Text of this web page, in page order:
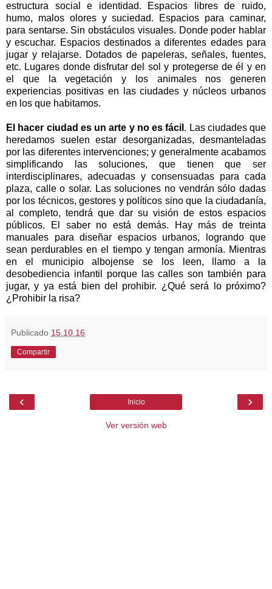
estructura social e identidad. Espacios libres de ruido,
humo, malos olores y suciedad. Espacios para caminar,
para sentarse. Sin obstáculos visuales. Donde poder hablar
y escuchar. Espacios destinados a diferentes edades para
jugar y relajarse. Dotados de papeleras, señales, fuentes,
etc. Lugares donde disfrutar del sol y protegerse de él y en
el que la vegetación y los animales nos generen
experiencias positivas en las ciudades y núcleos urbanos
en los que habitamos.
El hacer ciudad es un arte y no es fácil . Las ciudades que
heredamos suelen estar desorganizadas, desmanteladas
por las diferentes intervenciones; y generalmente acabamos
simplificando las soluciones, que tienen que ser
interdisciplinares, adecuadas y consensuadas para cada
plaza, calle o solar. Las soluciones no vendrán sólo dadas
por los técnicos, gestores y políticos sino que la ciudadanía,
al completo, tendrá que dar su visión de estos espacios
públicos. El saber no está demás. Hay más de treinta
manuales para diseñar espacios urbanos, logrando que
sean perdurables en el tiempo y tengan armonía. Mientras
en el municipio albojense se los leen, llamo a la
desobediencia infantil porque las calles son también para
jugar, y ya está bien del prohibir. ¿Qué será lo próximo?
¿Prohibir la risa?
Publicado 15.10.16
Compartir
‹ ›
Inicio
Ver versión web